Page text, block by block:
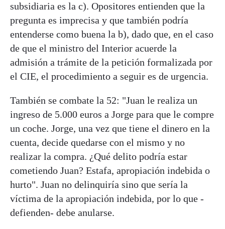
subsidiaria es la c). Opositores entienden que la
pregunta es imprecisa y que también podría
entenderse como buena la b), dado que, en el caso
de que el ministro del Interior acuerde la
admisión a trámite de la petición formalizada por
el CIE, el procedimiento a seguir es de urgencia.
También se combate la 52: "Juan le realiza un
ingreso de 5.000 euros a Jorge para que le compre
un coche. Jorge, una vez que tiene el dinero en la
cuenta, decide quedarse con el mismo y no
realizar la compra. ¿Qué delito podría estar
cometiendo Juan? Estafa, apropiación indebida o
hurto". Juan no delinquiría sino que sería la
víctima de la apropiación indebida, por lo que -
defienden- debe anularse.